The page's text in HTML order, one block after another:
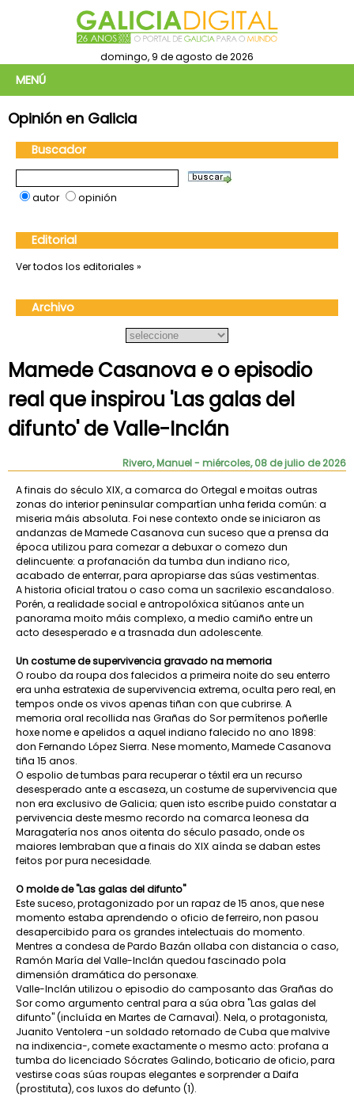
domingo, 9 de agosto de 2026
MENÚ
Opinión en Galicia
Buscador
autor opinión
Editorial
Ver todos los editoriales »
Archivo
Mamede Casanova e o episodio
real que inspirou 'Las galas del
difunto' de Valle-Inclán
Rivero, Manuel- miércoles, 08 de julio de 2026
A finais do século XIX, a comarca do Ortegal e moitas outras
zonas do interior peninsular compartían unha ferida común: a
miseria máis absoluta. Foi nese contexto onde se iniciaron as
andanzas de Mamede Casanova cun suceso que a prensa da
época utilizou para comezar a debuxar o comezo dun
delincuente: a profanación da tumba dun indiano rico,
acabado de enterrar, para apropiarse das súas vestimentas.
A historia oficial tratou o caso coma un sacrilexio escandaloso.
Porén, a realidade social e antropolóxica sitúanos ante un
panorama moito máis complexo, a medio camiño entre un
acto desesperado e a trasnada dun adolescente.
Un costume de supervivencia gravado na memoria
O roubo da roupa dos falecidos a primeira noite do seu enterro
era unha estratexia de supervivencia extrema, oculta pero real, en
tempos onde os vivos apenas tiñan con que cubrirse. A
memoria oral recollida nas Grañas do Sor permítenos poñerlle
hoxe nome e apelidos a aquel indiano falecido no ano 1898:
don Fernando López Sierra. Nese momento, Mamede Casanova
tiña 15 anos.
O espolio de tumbas para recuperar o téxtil era un recurso
desesperado ante a escaseza, un costume de supervivencia que
non era exclusivo de Galicia; quen isto escribe puido constatar a
pervivencia deste mesmo recordo na comarca leonesa da
Maragatería nos anos oitenta do século pasado, onde os
maiores lembraban que a finais do XIX aínda se daban estes
feitos por pura necesidade.
O molde de "Las galas del difunto"
Este suceso, protagonizado por un rapaz de 15 anos, que nese
momento estaba aprendendo o oficio de ferreiro, non pasou
desapercibido para os grandes intelectuais do momento.
Mentres a condesa de Pardo Bazán ollaba con distancia o caso,
Ramón María del Valle-Inclán quedou fascinado pola
dimensión dramática do personaxe.
Valle-Inclán utilizou o episodio do camposanto das Grañas do
Sor como argumento central para a súa obra "Las galas del
difunto" (incluída en Martes de Carnaval). Nela, o protagonista,
Juanito Ventolera -un soldado retornado de Cuba que malvive
na indixencia-, comete exactamente o mesmo acto: profana a
tumba do licenciado Sócrates Galindo, boticario de oficio, para
vestirse coas súas roupas elegantes e sorprender a Daifa
(prostituta), cos luxos do defunto (1).